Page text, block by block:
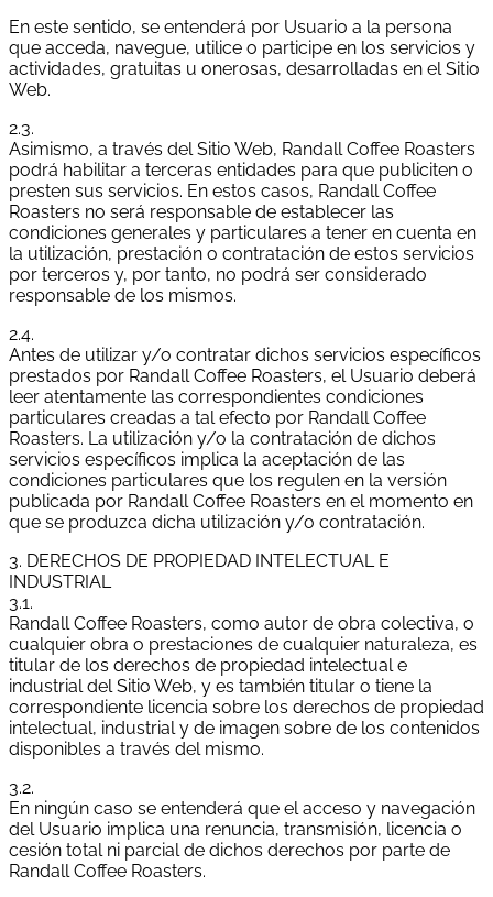
En este sentido, se entenderá por Usuario a la persona
que acceda, navegue, utilice o participe en los servicios y
actividades, gratuitas u onerosas, desarrolladas en el Sitio
Web.
2.3.
Asimismo, a través del Sitio Web, Randall Coffee Roasters
podrá habilitar a terceras entidades para que publiciten o
presten sus servicios. En estos casos, Randall Coffee
Roasters no será responsable de establecer las
condiciones generales y particulares a tener en cuenta en
la utilización, prestación o contratación de estos servicios
por terceros y, por tanto, no podrá ser considerado
responsable de los mismos.
2.4.
Antes de utilizar y/o contratar dichos servicios específicos
prestados por Randall Coffee Roasters, el Usuario deberá
leer atentamente las correspondientes condiciones
particulares creadas a tal efecto por Randall Coffee
Roasters. La utilización y/o la contratación de dichos
servicios específicos implica la aceptación de las
condiciones particulares que los regulen en la versión
publicada por Randall Coffee Roasters en el momento en
que se produzca dicha utilización y/o contratación.
3. DERECHOS DE PROPIEDAD INTELECTUAL E
INDUSTRIAL
3.1.
Randall Coffee Roasters, como autor de obra colectiva, o
cualquier obra o prestaciones de cualquier naturaleza, es
titular de los derechos de propiedad intelectual e
industrial del Sitio Web, y es también titular o tiene la
correspondiente licencia sobre los derechos de propiedad
intelectual, industrial y de imagen sobre de los contenidos
disponibles a través del mismo.
3.2.
En ningún caso se entenderá que el acceso y navegación
del Usuario implica una renuncia, transmisión, licencia o
cesión total ni parcial de dichos derechos por parte de
Randall Coffee Roasters.